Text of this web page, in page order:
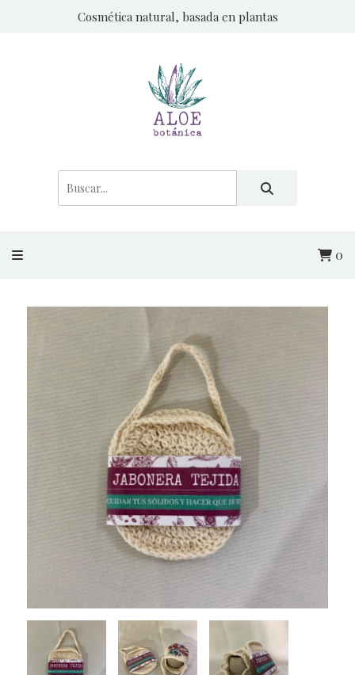
Cosmética natural, basada en plantas
0